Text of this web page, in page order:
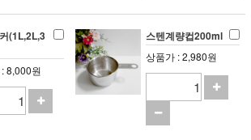
(1L,2L,3
8,000원
스텐계량컵200ml
상품가 : 2,980원